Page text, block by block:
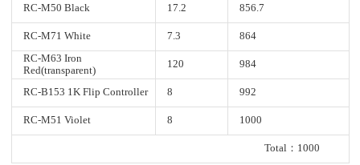
RC-M50 Black 17.2 856.7
RC-M71 White 7.3
864
RC-M63 Iron
Red(transparent)
120 984
RC-B153 1K Flip Controller 8 992
RC-M51 Violet 8 1000
Total：1000